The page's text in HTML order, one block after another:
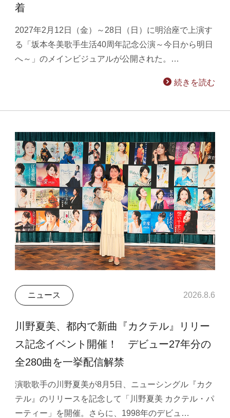
着
2027年2月12日（金）～28日（日）に明治座で上演す
る「坂本冬美歌手生活40周年記念公演～今日から明日
へ～」のメインビジュアルが公開された。…
続きを読む
ニュース 2026.8.6
川野夏美、都内で新曲『カクテル』リリー
ス記念イベント開催！ デビュー27年分の
全280曲を一挙配信解禁
演歌歌手の川野夏美が8月5日、ニューシングル『カク
テル』のリリースを記念して「川野夏美 カクテル・パ
ーティー」を開催。さらに、1998年のデビュ…